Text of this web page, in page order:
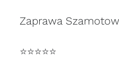
Zaprawa
⭐️⭐️⭐️⭐️⭐